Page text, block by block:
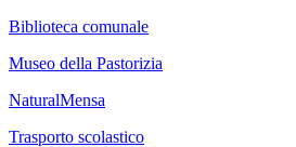
Biblioteca comunale
Museo della Pastorizia
NaturalMensa
Trasporto scolastico